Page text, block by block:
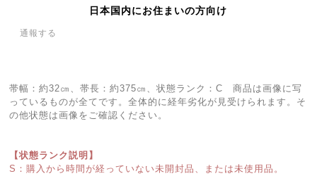
日本国内にお住まいの方向け
通報する
帯幅：約32㎝、帯長：約375㎝、状態ランク：C 商品は画像に写
っているものが全てです。全体的に経年劣化が見受けられます。そ
の他状態は画像をご確認ください。
【状態ランク説明】
S：購入から時間が経っていない未開封品、または未使用品。